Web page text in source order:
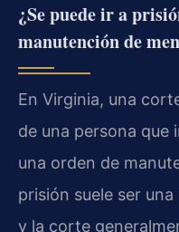
¿Se puede ir a
manutención de
En Virginia, una
de una persona que
una orden de
prisión suele ser
y la corte